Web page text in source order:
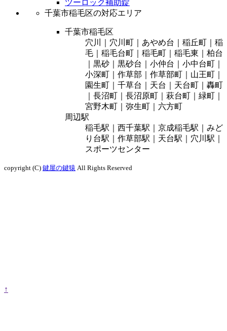
ツーロック補助錠
千葉市稲毛区の対応エリア
千葉市稲毛区
穴川｜穴川町｜あやめ台｜稲丘町｜稲
毛｜稲毛台町｜稲毛町｜稲毛東｜柏台
｜黒砂｜黒砂台｜小仲台｜小中台町｜
小深町｜作草部｜作草部町｜山王町｜
園生町｜千草台｜天台｜天台町｜轟町
｜長沼町｜長沼原町｜萩台町｜緑町｜
宮野木町｜弥生町｜六方町
周辺駅
稲毛駅｜西千葉駅｜京成稲毛駅｜みど
り台駅｜作草部駅｜天台駅｜穴川駅｜
スポーツセンター
copyright (C) 鍵屋の鍵猿 All Rights Reserved
↑